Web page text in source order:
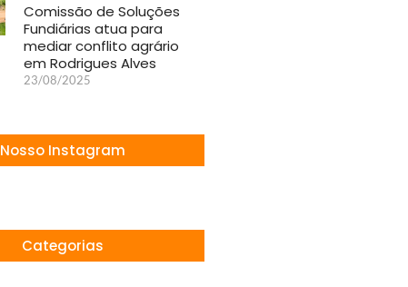
Comissão de Soluções
Fundiárias atua para
mediar conflito agrário
em Rodrigues Alves
23/08/2025
Nosso Instagram
Categorias